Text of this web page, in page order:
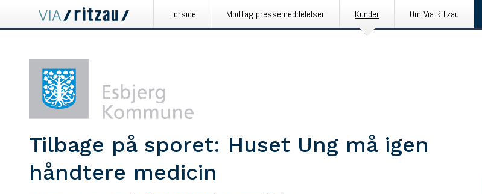
Forside Modtag pressemeddelelser Kunder Om Via Ritzau
Tilbage på sporet: Huset Ung må igen
håndtere medicin